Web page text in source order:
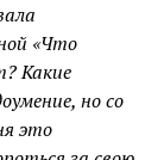
«Что
Какие
но со
это